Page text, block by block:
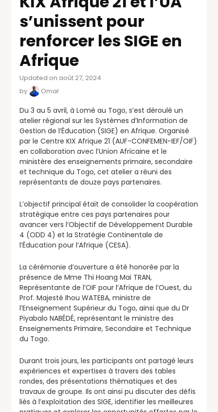
s’unissent pour
renforcer les SIGE en
Afrique
Updated on août 27, 2024
by
Omar
Du 3 au 5 avril, à Lomé au Togo, s’est déroulé un
atelier régional sur les Systèmes d’Information de
Gestion de l’Éducation (SIGE) en Afrique. Organisé
par le Centre KIX Afrique 21 (AUF-CONFEMEN-IEF/OIF)
en collaboration avec l’Union Africaine et le
ministère des enseignements primaire, secondaire
et technique du Togo, cet atelier a réuni des
représentants de douze pays partenaires.
L’objectif principal était de consolider la coopération
stratégique entre ces pays partenaires pour
avancer vers l’Objectif de Développement Durable
4 (ODD 4) et la Stratégie Continentale de
l’Éducation pour l’Afrique (CESA).
La cérémonie d’ouverture a été honorée par la
présence de Mme Thi Hoang Mai TRAN,
Représentante de l’OIF pour l’Afrique de l’Ouest, du
Prof. Majesté Ihou WATEBA, ministre de
l’Enseignement Supérieur du Togo, ainsi que du Dr
Piyabalo NABÉDÉ, représentant le ministre des
Enseignements Primaire, Secondaire et Technique
du Togo.
Durant trois jours, les participants ont partagé leurs
expériences et expertises à travers des tables
rondes, des présentations thématiques et des
travaux de groupe. Ils ont ainsi pu discuter des défis
liés à l’exploitation des SIGE, identifier les meilleures